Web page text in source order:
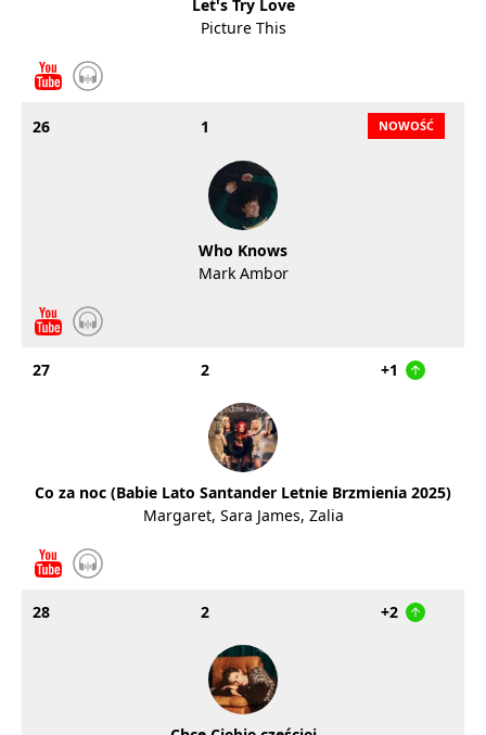
Let's Try Love
Picture This
26 1
Who Knows
Mark Ambor
27 2 +1
Co za noc (Babie Lato Santander Letnie Brzmienia 2025)
Margaret, Sara James, Zalia
28 2 +2